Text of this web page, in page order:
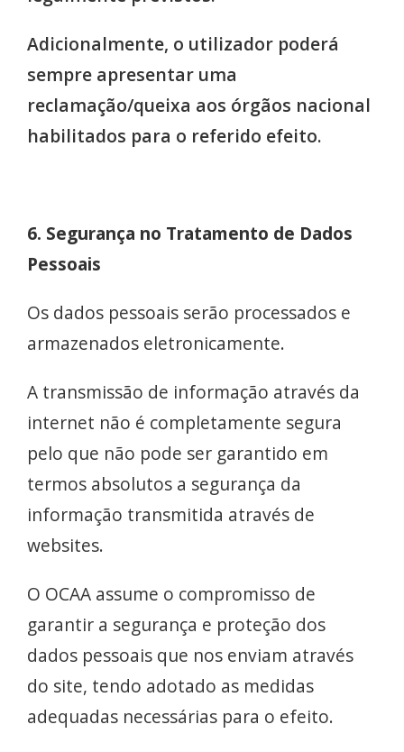
Adicionalmente, o utilizador poderá
sempre apresentar uma
reclamação/queixa aos órgãos nacional
habilitados para o referido efeito.
6. Segurança no Tratamento de Dados
Pessoais
Os dados pessoais serão processados e
armazenados eletronicamente.
A transmissão de informação através da
internet não é completamente segura
pelo que não pode ser garantido em
termos absolutos a segurança da
informação transmitida através de
websites.
O OCAA assume o compromisso de
garantir a segurança e proteção dos
dados pessoais que nos enviam através
do site, tendo adotado as medidas
adequadas necessárias para o efeito.